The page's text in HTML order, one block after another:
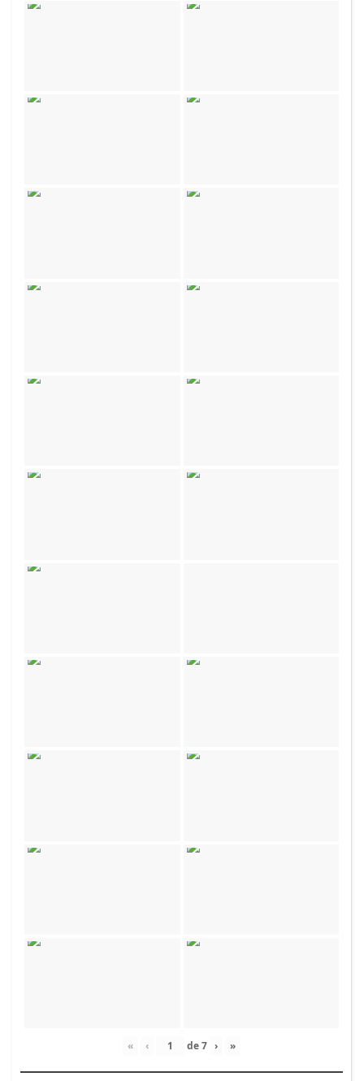
« ‹ de7 › »